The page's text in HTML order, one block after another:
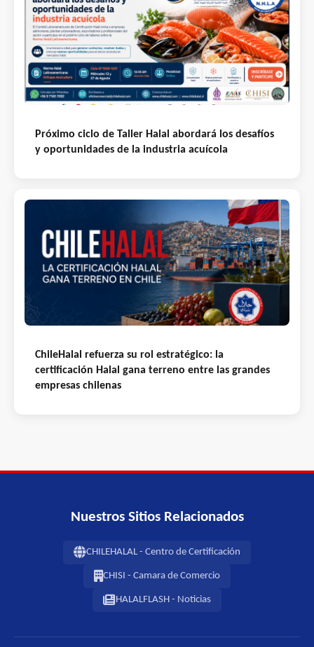
Próximo ciclo de Taller Halal abordará los desafíos
y oportunidades de la industria acuícola
ChileHalal refuerza su rol estratégico: la
certificación Halal gana terreno entre las grandes
empresas chilenas
Nuestros Sitios Relacionados
CHILEHALAL - Centro de Certificación
CHISI - Camara de Comercio
HALALFLASH - Noticias